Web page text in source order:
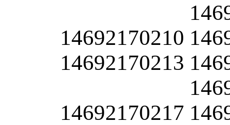
14692170210
14692170213
14692170217